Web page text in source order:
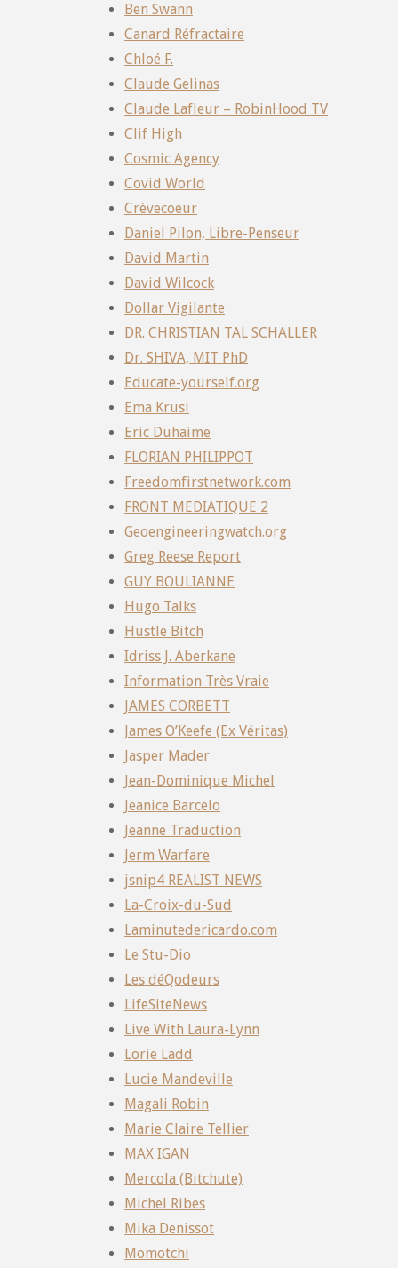
Ben Swann
Canard Réfractaire
Chloé F.
Claude Gelinas
Claude Lafleur – RobinHood TV
Clif High
Cosmic Agency
Covid World
Crèvecoeur
Daniel Pilon, Libre-Penseur
David Martin
David Wilcock
Dollar Vigilante
DR. CHRISTIAN TAL SCHALLER
Dr. SHIVA, MIT PhD
Educate-yourself.org
Ema Krusi
Eric Duhaime
FLORIAN PHILIPPOT
Freedomfirstnetwork.com
FRONT MEDIATIQUE 2
Geoengineeringwatch.org
Greg Reese Report
GUY BOULIANNE
Hugo Talks
Hustle Bitch
Idriss J. Aberkane
Information Très Vraie
JAMES CORBETT
James O’Keefe (Ex Véritas)
Jasper Mader
Jean-Dominique Michel
Jeanice Barcelo
Jeanne Traduction
Jerm Warfare
jsnip4 REALIST NEWS
La-Croix-du-Sud
Laminutedericardo.com
Le Stu-Dio
Les déQodeurs
LifeSiteNews
Live With Laura-Lynn
Lorie Ladd
Lucie Mandeville
Magali Robin
Marie Claire Tellier
MAX IGAN
Mercola (Bitchute)
Michel Ribes
Mika Denissot
Momotchi